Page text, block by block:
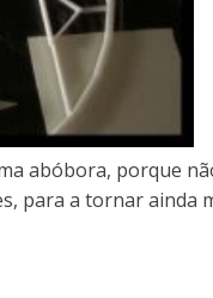
abóbora, porque
para a tornar